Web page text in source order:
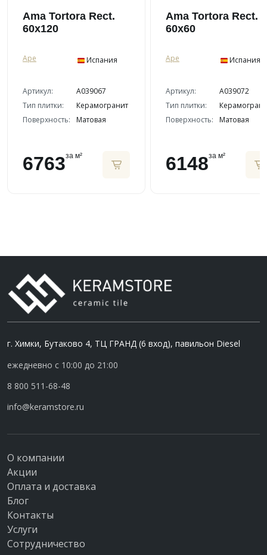
Ama Tortora Rect.
60х120
Ape Испания
Артикул:
A039067
Тип плитки:
Керамогранит
Поверхность:
Матовая
6763за м²
Ama Tortora Rect.
60х60
Ape Испания
Артикул:
A039072
Тип плитки:
Поверхность:
Матовая
6148за м²
г. Химки, Бутаково 4, ТЦ ГРАНД (6 вход), павильон Diesel
ежедневно с 10:00 до 21:00
8 800 511-68-48
info@keramstore.ru
О компании
Акции
Оплата и доставка
Блог
Контакты
Услуги
Сотрудничество